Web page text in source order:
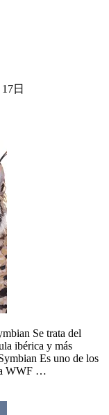
日
Se trata del
ibérica y más
Es uno de los
WWF …